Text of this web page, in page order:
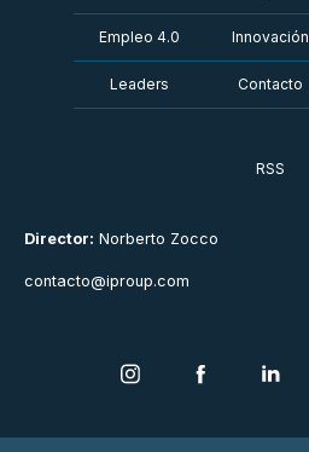
Director: Norberto Zocco
contacto@iproup.com
Empleo 4.0 Innovación
Leaders Contacto
RSS